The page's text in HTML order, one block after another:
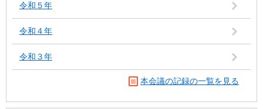
令和５年
令和４年
令和３年
本会議の記録の一覧を見る